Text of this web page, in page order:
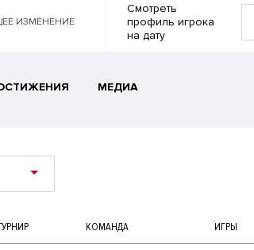
ИЗМЕНЕНИЕ
Смотреть
профиль игрока
на дату
МЕДИА
КОМАНДА ИГРЫ